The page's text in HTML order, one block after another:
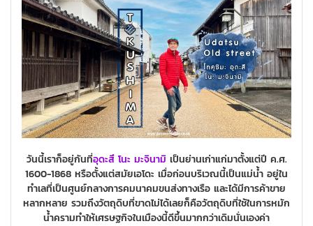
วันนี้เราก็อยู่กันที่อุดะสึ โนะ มะจินามิเป็นย่านเก่าแก่มาตั้งแต่ปี ค.ศ.
1600-1868 หรือตั้งแต่สมัยเอโดะ เมื่อก่อนบริเวณนี้เป็นแม่น้ำ อยู่ใน
ทำเลที่เป็นศูนย์กลางการคมนาคมขนส่งทางเรือ และได้มีการค้าขาย
หลากหลาย รวมถึงวัตถุดิบที่ขาดไม่ได้เลยก็คือวัตถุดิบที่ใช้ในการหมัก
น้ำครามทำให้เศรษฐกิจในเมืองนี้ดีขึ้นมากกว่าเดิมนั่นเองค่า